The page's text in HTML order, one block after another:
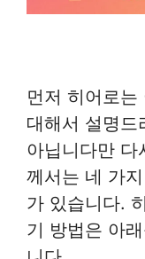
먼저 히어로는
대해서 설명드
아닙니다만 다
께서는 네 가
가 있습니다.
기 방법은 아